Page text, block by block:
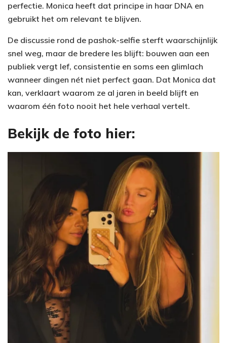
perfectie. Monica heeft dat principe in haar DNA en
gebruikt het om relevant te blijven.
De discussie rond de pashok-selfie sterft waarschijnlijk
snel weg, maar de bredere les blijft: bouwen aan een
publiek vergt lef, consistentie en soms een glimlach
wanneer dingen nét niet perfect gaan. Dat Monica dat
kan, verklaart waarom ze al jaren in beeld blijft en
waarom één foto nooit het hele verhaal vertelt.
Bekijk de foto hier: